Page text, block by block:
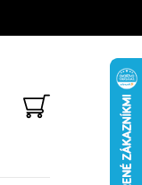
NÁKUPNÝ
KOŠÍK